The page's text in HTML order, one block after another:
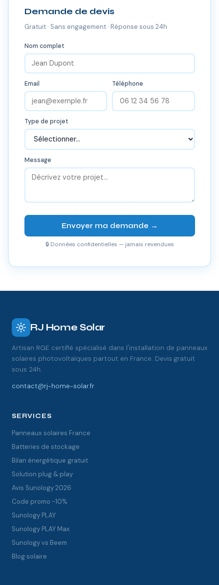
Demande de devis
Gratuit · Sans engagement · Réponse sous 24h
Nom complet
Email Téléphone
Type de projet
Message
Envoyer ma demande →
🔒 Données confidentielles — jamais revendues
RJ Home Solar
Artisan RGE certifié spécialisé dans l'installation de panneaux
solaires photovoltaïques partout en France. Devis gratuit
sous 24h.
contact@rj-home-solar.fr
SERVICES
Panneaux solaires France
Batteries de stockage
Bilan énergétique gratuit
Solution plug & play
Avis Sunology 2026
Code promo -10%
Sunology PLAY
Sunology PLAY Max
Sunology vs Beem
Blog solaire